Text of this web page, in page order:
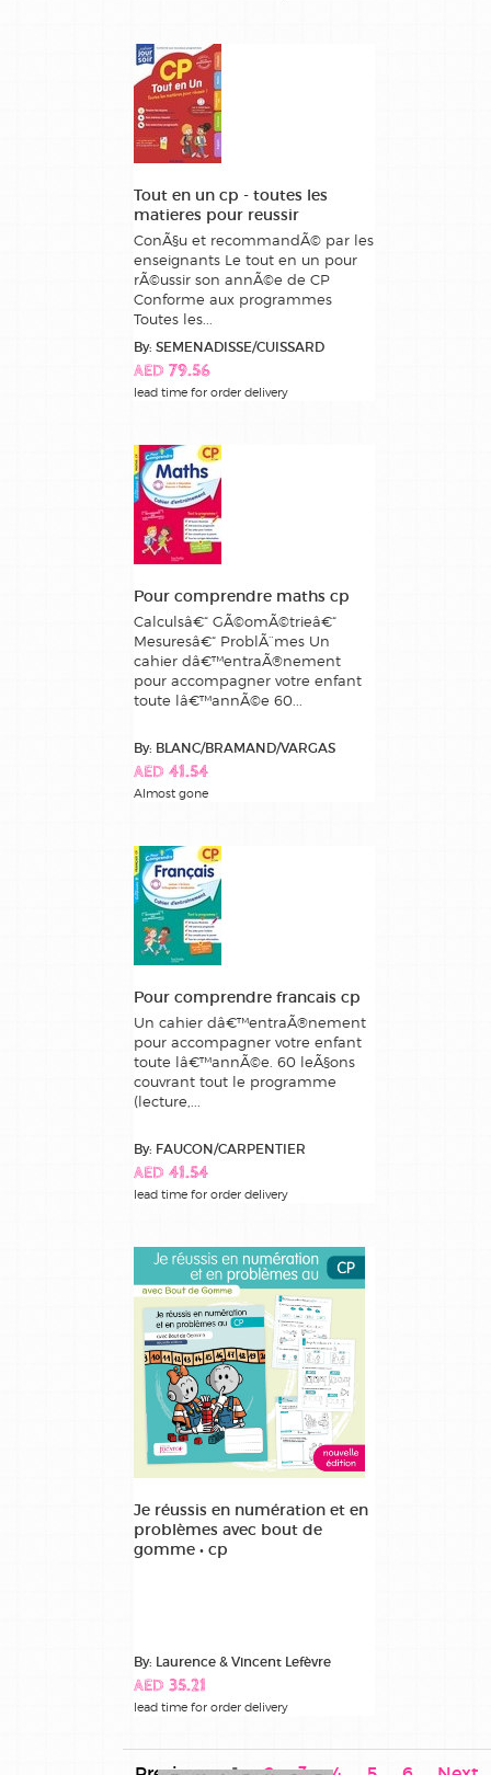
Tout en un cp - toutes les
matieres pour reussir
ConÃ§u et recommandÃ© par les
enseignants Le tout en un pour
rÃ©ussir son annÃ©e de CP
Conforme aux programmes
Toutes les...
By: SEMENADISSE/CUISSARD
AED 79.56
lead time for order delivery
Pour comprendre maths cp
Calculsâ€“ GÃ©omÃ©trieâ€“
Mesuresâ€“ ProblÃ¨mes Un
cahier dâ€™entraÃ®nement
pour accompagner votre enfant
toute lâ€™annÃ©e 60...
By: BLANC/BRAMAND/VARGAS
AED 41.54
Almost gone
Pour comprendre francais cp
Un cahier dâ€™entraÃ®nement
pour accompagner votre enfant
toute lâ€™annÃ©e. 60 leÃ§ons
couvrant tout le programme
(lecture,...
By: FAUCON/CARPENTIER
AED 41.54
lead time for order delivery
Je réussis en numération et en
problèmes avec bout de
gomme • cp
By: Laurence & Vincent Lefèvre
AED 35.21
lead time for order delivery